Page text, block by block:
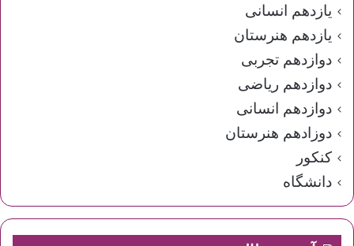
یازدهم انسانی
یازدهم هنرستان
دوازدهم تجربی
دوازدهم ریاضی
دوازدهم انسانی
دوزادهم هنرستان
کنکور
دانشگاه